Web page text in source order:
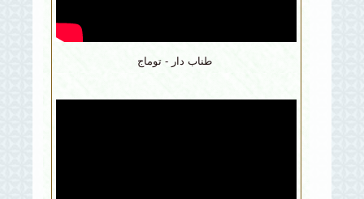
طناب دار - توماج